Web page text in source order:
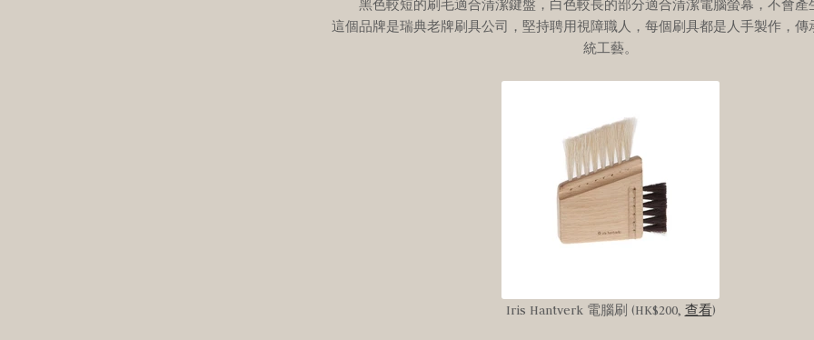
黑色較短的刷毛適合清潔鍵盤，白色較長的部分適合清潔電腦螢幕，不會產
這個品牌是瑞典老牌刷具公司，堅持聘用視障職人，每個刷具都是人手製作，傳
統工藝。
Iris Hantverk 電腦刷 (HK$200, 查看)